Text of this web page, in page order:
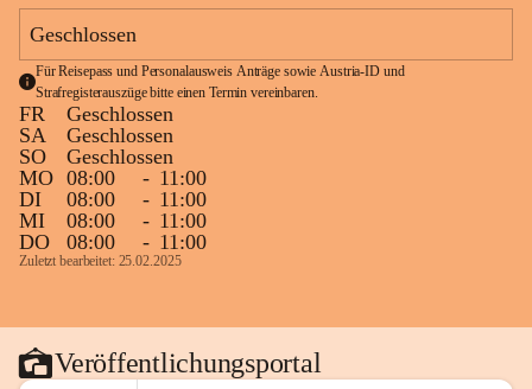
Geschlossen
Für Reisepass und Personalausweis Anträge sowie Austria-ID und
Strafregisterauszüge bitte einen Termin vereinbaren.
FR
Geschlossen
SA
Geschlossen
SO
Geschlossen
MO 08:00 - 11:00
DI
08:00 - 11:00
MI
08:00 - 11:00
DO
08:00 - 11:00
Zuletzt bearbeitet: 25.02.2025
Veröffentlichungsportal